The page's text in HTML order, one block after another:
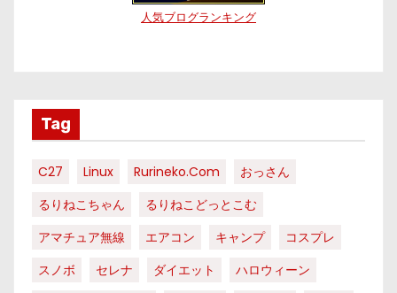
人気ブログランキング
Tag
C27 Linux Rurineko.com
おっさん
るりねこちゃん
るりねこどっとこむ
アマチュア無線
エアコン キャンプ
コスプレ
スノボ
セレナ ダイエット
ハロウィーン